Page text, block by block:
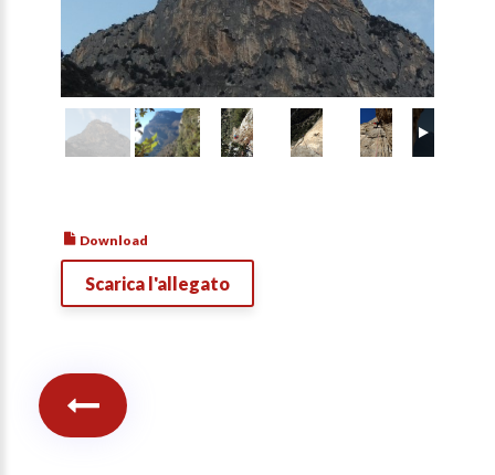
Download
Scarica l'allegato